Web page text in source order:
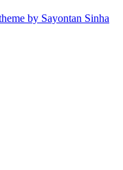
by Sayontan Sinha